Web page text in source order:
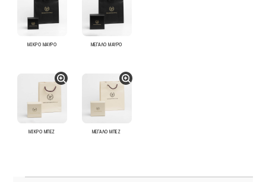
ΜΙΚΡΟ ΜΑΥΡΟ ΜΕΓΑΛΟ ΜΑΥΡΟ
ΜΙΚΡΟ ΜΠΕΖ ΜΕΓΑΛΟ ΜΠΕΖ